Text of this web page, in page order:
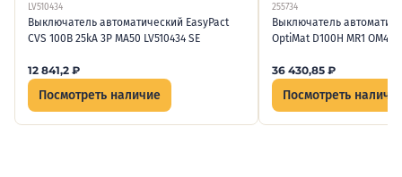
LV510434
Выключатель автоматический EasyPact
CVS 100B 25kA 3P MA50 LV510434 SE
12 841,2 ₽
Посмотреть наличие
255734
Выключатель
OptiMat D100H MR1 ОМ4
36 430,85 ₽
Посмотреть